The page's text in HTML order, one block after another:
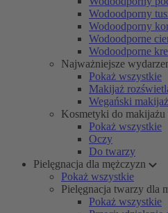
Wodoodporny
Wodoodporny
Wodoodporne
Wodoodporne
Najważniejsze
Pokaż wszystkie
Makijaż
Wegański makijaż
Kosmetyki do makijażu
Pokaż wszystkie
Oczy
Do twarzy
Pielęgnacja dla mężczyzn
Pokaż wszystkie
Pielęgnacja twarzy dla
Pokaż wszystkie